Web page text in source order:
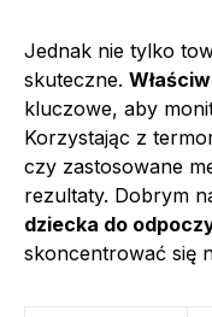
Jednak nie tylko
skuteczne.
kluczowe, aby
Korzystając z
czy zastosowane
rezultaty. Dobrym
dziecka do
skoncentrować się